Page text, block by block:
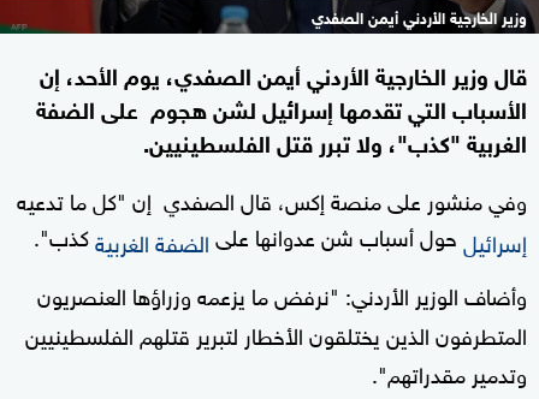
وزير الخارجية الأردني أيمن الصفدي
قال وزير الخارجية الأردني أيمن الصفدي، يوم الأحد، إن
الأسباب التي تقدمها إسرائيل لشن هجوم على الضفة
الغربية "كذب"، ولا تبرر قتل الفلسطينيين.
وفي منشور على منصة إكس، قال الصفدي إن "كل ما تدعيه
إسرائيلحول أسباب شن عدوانها علىالضفة الغربيةكذب".
وأضاف الوزير الأردني: "نرفض ما يزعمه وزراؤها العنصريون
المتطرفون الذين يختلقون الأخطار لتبرير قتلهم الفلسطينيين
وتدمير مقدراتهم".